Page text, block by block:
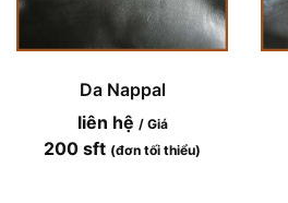
Da Nappal
liên hệ / Giá
200 sft (đơn tối thiểu)